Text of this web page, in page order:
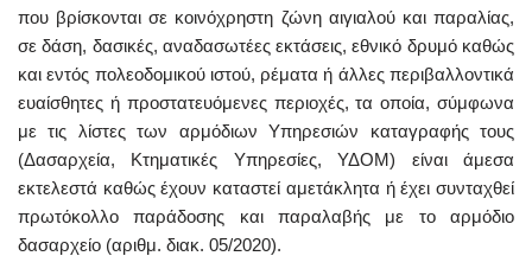
που βρίσκονται σε κοινόχρηστη ζώνη αιγιαλού και παραλίας,
σε δάση, δασικές, αναδασωτέες εκτάσεις, εθνικό δρυμό καθώς
και εντός πολεοδομικού ιστού, ρέματα ή άλλες περιβαλλοντικά
ευαίσθητες ή προστατευόμενες περιοχές, τα οποία, σύμφωνα
με τις λίστες των αρμόδιων Υπηρεσιών καταγραφής τους
(Δασαρχεία, Κτηματικές Υπηρεσίες, ΥΔΟΜ) είναι άμεσα
εκτελεστά καθώς έχουν καταστεί αμετάκλητα ή έχει συνταχθεί
πρωτόκολλο παράδοσης και παραλαβής με το αρμόδιο
δασαρχείο (αριθμ. διακ. 05/2020).